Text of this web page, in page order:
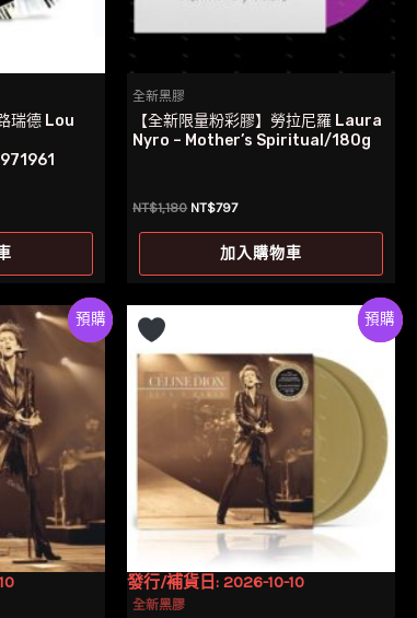
瑞德 Lou
。
全新黑膠
【全新限量粉彩膠】勞拉尼羅 Laura
Nyro – Mother’s Spiritual/180g
NT$1,180 原
NT$1,180。
NT$797目
價
格：
NT$797。
加入購物車
特價
Preorder 特價
Preorder
發行/補貨日: 2026-10-10
全新黑膠